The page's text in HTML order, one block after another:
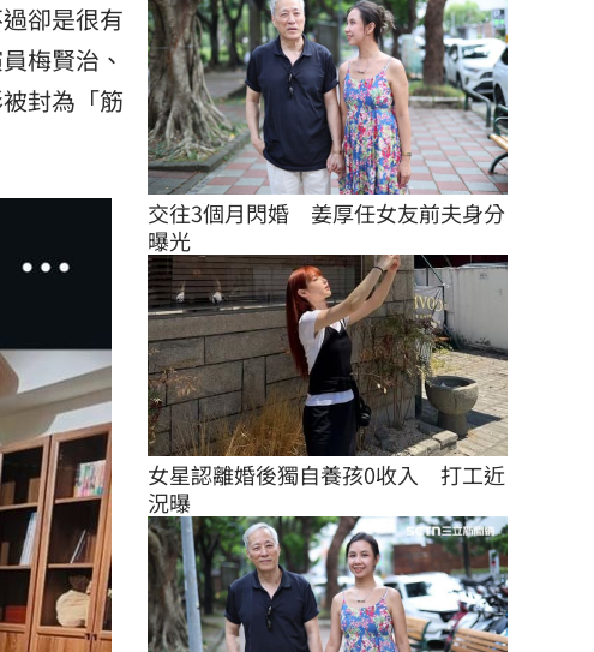
卻是很有
梅賢治、
封為「筋
交往3個月閃婚　姜厚任女友前夫身分
曝光
女星認離婚後獨自養孩0收入　打工近
況曝